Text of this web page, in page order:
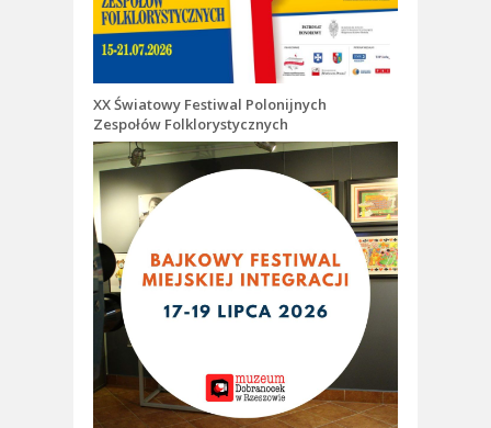
XX Światowy Festiwal Polonijnych
Zespołów Folklorystycznych